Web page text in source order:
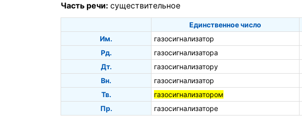
Часть речи: существительное
Единственное число
Им.
газосигнализатор
Рд.
газосигнализатора
Дт.
газосигнализатору
Вн.
газосигнализатор
Тв.
газосигнализатором
Пр.
газосигнализаторе